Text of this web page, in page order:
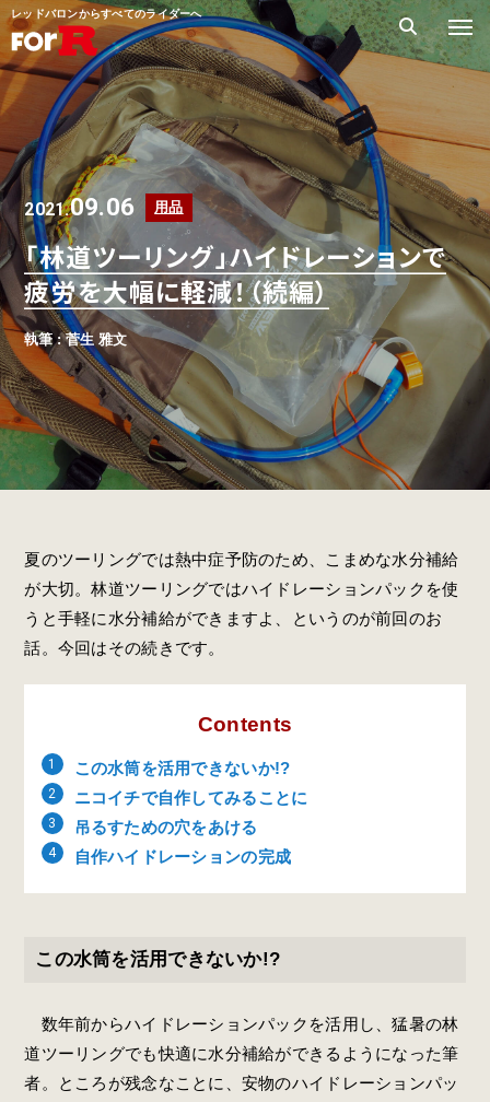
レッドバロンからすべてのライダーへ
2021.09.06 用品
「林道ツーリング」ハイドレーションで
疲労を大幅に軽減！（続編）
執筆 : 菅生 雅文
夏のツーリングでは熱中症予防のため、こまめな水分補給
が大切。林道ツーリングではハイドレーションパックを使
うと手軽に水分補給ができますよ、というのが前回のお
話。今回はその続きです。
Contents
この水筒を活用できないか!?
ニコイチで自作してみることに
吊るすための穴をあける
自作ハイドレーションの完成
この水筒を活用できないか!?
数年前からハイドレーションパックを活用し、猛暑の林
道ツーリングでも快適に水分補給ができるようになった筆
者。ところが残念なことに、安物のハイドレーションパッ